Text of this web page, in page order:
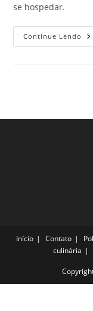
se hospedar.
Continue Lendo
Início Contato
culinária